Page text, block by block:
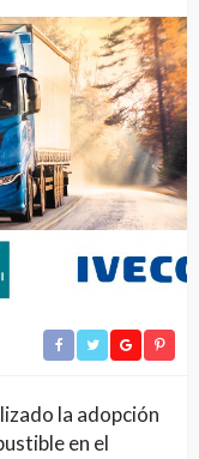
la adopción
en el